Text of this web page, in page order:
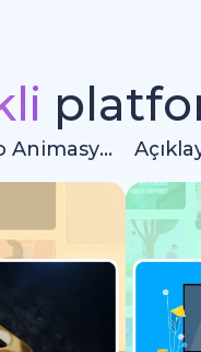
İntrolar ve Logo Animasyonları